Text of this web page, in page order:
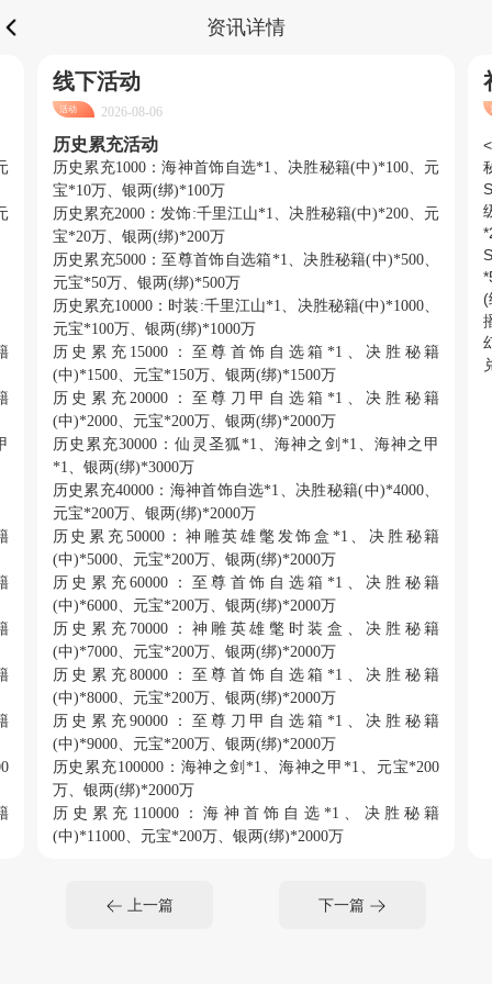
资讯详情
线下活动
活动 2026-08-06
历史累充活动
历史累充1000：海神首饰自选*1、决胜秘籍(中)*100、元
宝*10万、银两(绑)*100万
历史累充2000：发饰:千里江山*1、决胜秘籍(中)*200、元
宝*20万、银两(绑)*200万
历史累充5000：至尊首饰自选箱*1、决胜秘籍(中)*500、
元宝*50万、银两(绑)*500万
历史累充10000：时装:千里江山*1、决胜秘籍(中)*1000、
元宝*100万、银两(绑)*1000万
历史累充 15000：至尊首饰自选箱*1、决胜秘籍
(中)*1500、元宝*150万、银两(绑)*1500万
历史累充20000：至尊刀甲自选箱*1、决胜秘籍
(中)*2000、元宝*200万、银两(绑)*2000万
历史累充30000：仙灵圣狐*1、海神之剑*1、海神之甲
*1、银两(绑)*3000万
历史累充40000：海神首饰自选*1、决胜秘籍(中)*4000、
元宝*200万、银两(绑)*2000万
历史累充 50000：神雕英雄氅发饰盒*1、决胜秘籍
(中)*5000、元宝*200万、银两(绑)*2000万
历史累充60000：至尊首饰自选箱*1、决胜秘籍
(中)*6000、元宝*200万、银两(绑)*2000万
历史累充 70000：神雕英雄氅时装盒、决胜秘籍
(中)*7000、元宝*200万、银两(绑)*2000万
历史累充80000：至尊首饰自选箱*1、决胜秘籍
(中)*8000、元宝*200万、银两(绑)*2000万
历史累充90000：至尊刀甲自选箱*1、决胜秘籍
(中)*9000、元宝*200万、银两(绑)*2000万
历史累充100000：海神之剑*1、海神之甲*1、元宝*200
万、银两(绑)*2000万
历史累充 110000：海神首饰自选*1、决胜秘籍
(中)*11000、元宝*200万、银两(绑)*2000万
历史累充130000：至尊刀甲自选箱*1、决胜秘籍
上一篇 下一篇